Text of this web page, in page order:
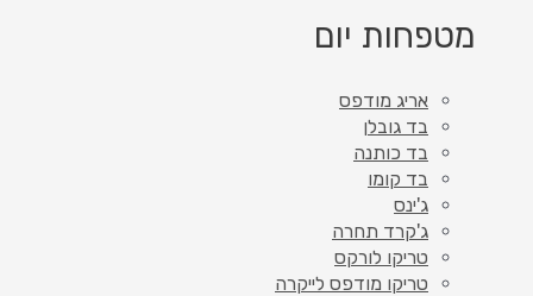
מטפחות יום
אריג מודפס
בד גובלן
בד כותנה
בד קומו
ג'ינס
ג'קרד תחרה
טריקו לורקס
טריקו מודפס לייקרה